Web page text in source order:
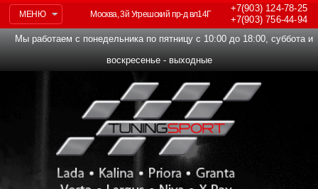
МЕНЮ
+7(903)124-78-25
+7(903)756-44-94
Москва, 3й Угрешский пр-д вл14Г
Мы работаем с понедельника по пятницу с 10:00 до 18:00, суббота и
воскресенье - выходные